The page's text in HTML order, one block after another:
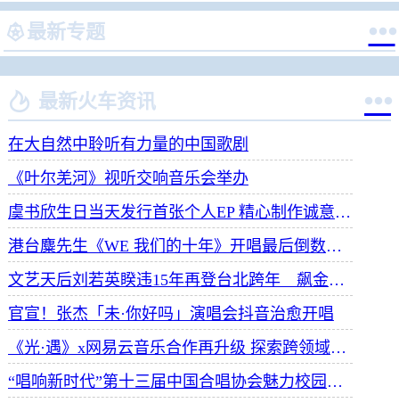
最新专题 
 最新火车资讯 
在大自然中聆听有力量的中国歌剧
《叶尔羌河》视听交响音乐会举办
虞书欣生日当天发行首张个人EP 精心制作诚意满满
港台麋先生《WE 我们的十年》开唱最后倒数 惊喜释出10周年纪念单曲宠粉
文艺天后刘若英睽违15年再登台北跨年 飙金嗓演唱经典招牌歌掀回忆杀
官宣！张杰「未·你好吗」演唱会抖音治愈开唱
《光·遇》x网易云音乐合作再升级 探索跨领域社交新体验
“唱响新时代”第十三届中国合唱协会魅力校园合唱展演开幕